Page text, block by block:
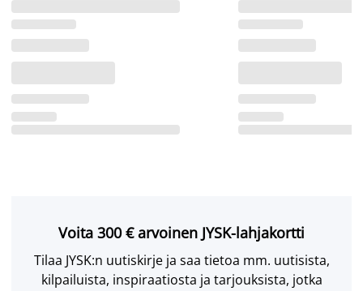
Voita 300 € arvoinen JYSK-lahjakortti
Tilaa JYSK:n uutiskirje ja saa tietoa mm. uutisista,
kilpailuista, inspiraatiosta ja tarjouksista, jotka